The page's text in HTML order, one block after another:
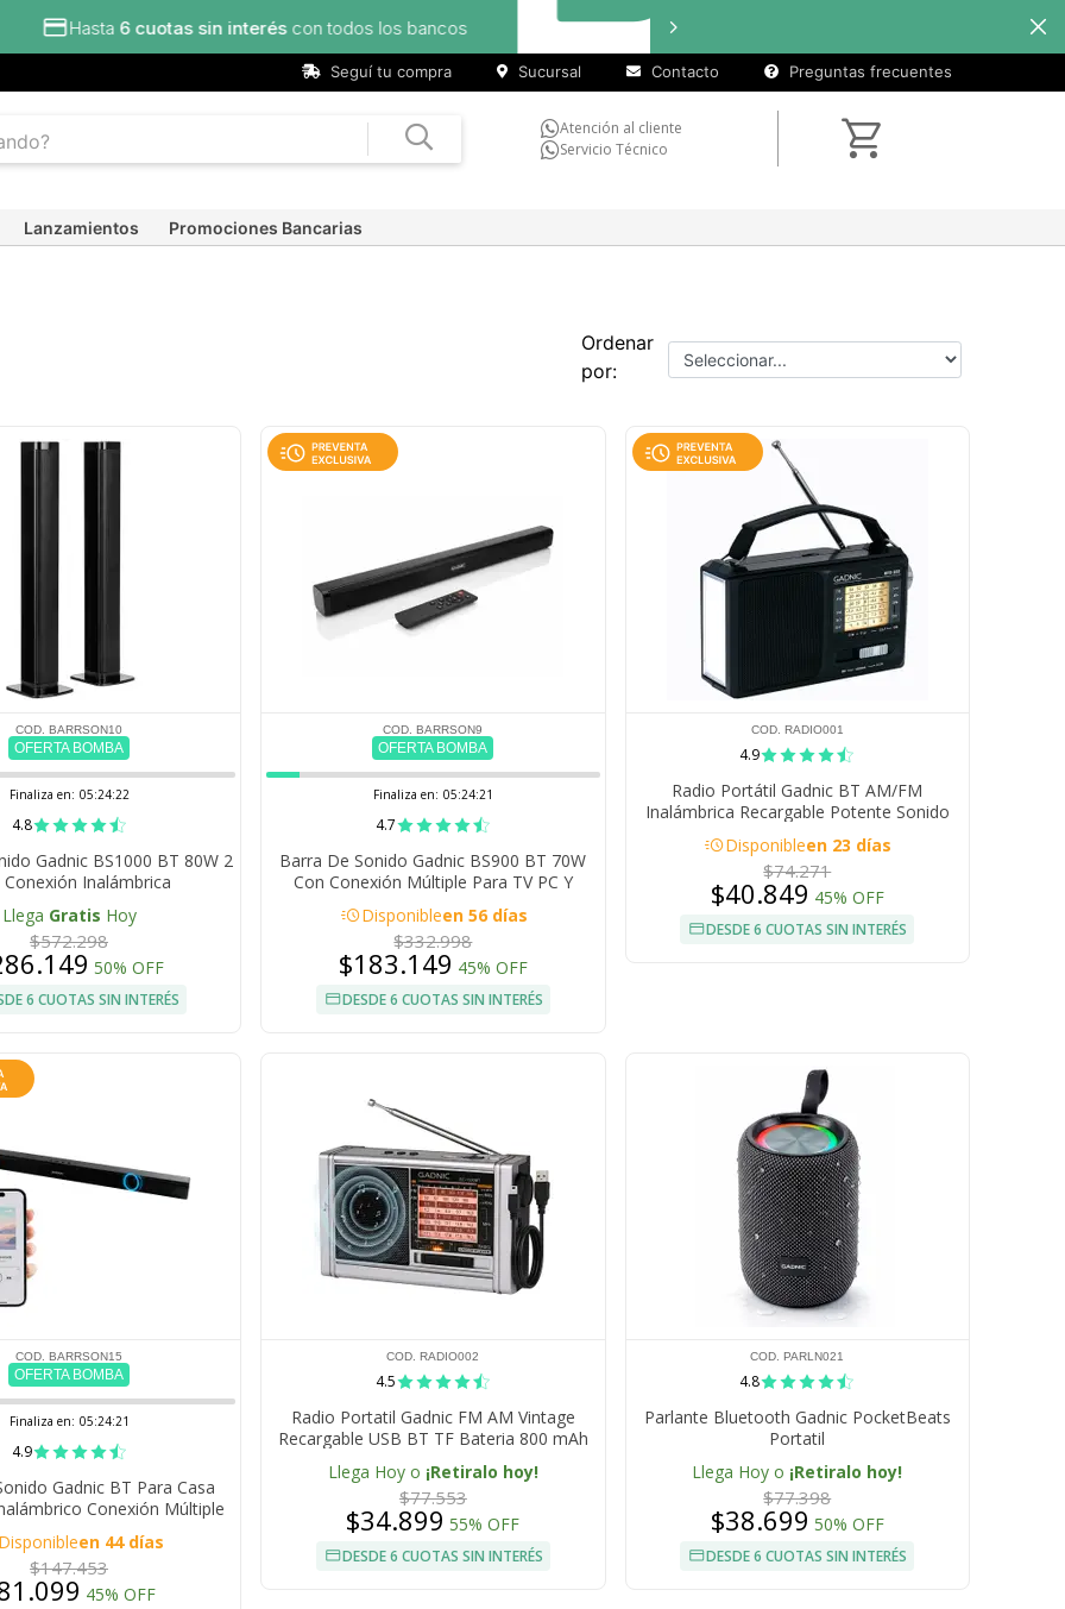
seleccionados
Seguí tu compra Sucursal Contacto Preguntas frecuentes
Atención al cliente
Servicio Técnico
Lanzamientos Promociones Bancarias
Ordenar
por:
COD. BARRSON10
OFERTA BOMBA
Finaliza en: 05:24:21
4.8
Gadnic BS1000 BT 80W 2
Conexión Inalámbrica
Llega Gratis Hoy
$572.298
50% OFF
6 CUOTAS SIN INTERÉS
COD. BARRSON9
OFERTA BOMBA
Finaliza en: 05:24:20
4.7
Barra De Sonido Gadnic BS900 BT 70W
Con Conexión Múltiple Para TV PC Y
Multimedia
acuteDisponibleen 56 días
$332.998
$183.149 45% OFF
DESDE 6 CUOTAS SIN INTERÉS
COD. RADIO001
4.9
Radio Portátil Gadnic BT AM/FM
Inalámbrica Recargable Potente Sonido
Con Linterna LED 5W
acuteDisponibleen 23 días
$74.271
$40.849 45% OFF
DESDE 6 CUOTAS SIN INTERÉS
COD. BARRSON15
OFERTA BOMBA
Finaliza en: 05:24:20
4.9
Gadnic BT Para Casa
Conexión Múltiple
Disponibleen 44 días
$147.453
45% OFF
COD. RADIO002
4.5
Radio Portatil Gadnic FM AM Vintage
Recargable USB BT TF Bateria 800 mAh
Altavoz 3 W
Llega Hoy o ¡Retiralo hoy!
$77.553
$34.899 55% OFF
DESDE 6 CUOTAS SIN INTERÉS
COD. PARLN021
4.8
Parlante Bluetooth Gadnic PocketBeats
Portatil
Llega Hoy o ¡Retiralo hoy!
$77.398
$38.699 50% OFF
DESDE 6 CUOTAS SIN INTERÉS